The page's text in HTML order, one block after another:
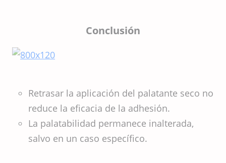
Conclusión
Retrasar la aplicación del palatante seco no
reduce la eficacia de la adhesión.
La palatabilidad permanece inalterada,
salvo en un caso específico.